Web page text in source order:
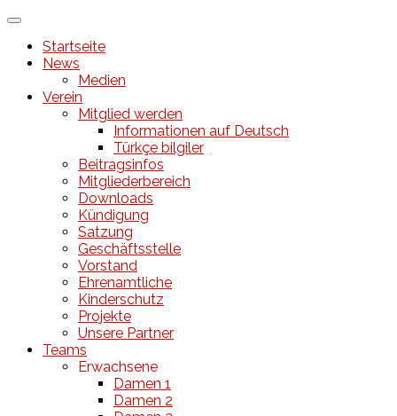
↓
zentralen
Inhalt
Startseite
News
Medien
Verein
Mitglied werden
Informationen auf Deutsch
Türkçe bilgiler
Beitragsinfos
Mitgliederbereich
Downloads
Kündigung
Satzung
Geschäftsstelle
Vorstand
Ehrenamtliche
Kinderschutz
Projekte
Unsere Partner
Teams
Erwachsene
Damen 1
Damen 2